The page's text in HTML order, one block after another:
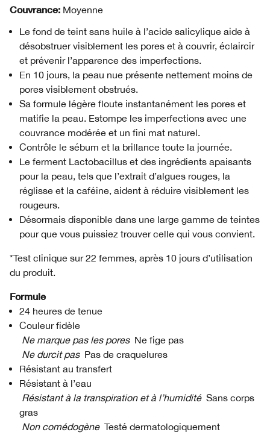
Couvrance: Moyenne
Le fond de teint sans huile à l’acide salicylique aide à
désobstruer visiblement les pores et à couvrir, éclaircir
et prévenir l’apparence des imperfections.
En 10 jours, la peau nue présente nettement moins de
pores visiblement obstrués.
Sa formule légère floute instantanément les pores et
matifie la peau. Estompe les imperfections avec une
couvrance modérée et un fini mat naturel.
Contrôle le sébum et la brillance toute la journée.
Le ferment Lactobacillus et des ingrédients apaisants
pour la peau, tels que l’extrait d’algues rouges, la
réglisse et la caféine, aident à réduire visiblement les
rougeurs.
Désormais disponible dans une large gamme de teintes
pour que vous puissiez trouver celle qui vous convient.
*Test clinique sur 22 femmes, après 10 jours d’utilisation
du produit.
Formule
24 heures de tenue
Couleur fidèle
Ne marque pas les pores Ne fige pas
Ne durcit pas Pas de craquelures
Résistant au transfert
Résistant à l’eau
Résistant à la transpiration et à l’humidité Sans corps
gras
Non comédogène Testé dermatologiquement